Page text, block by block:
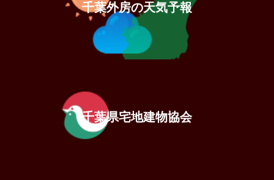
千葉外房の天気予報
千葉県宅地建物協会